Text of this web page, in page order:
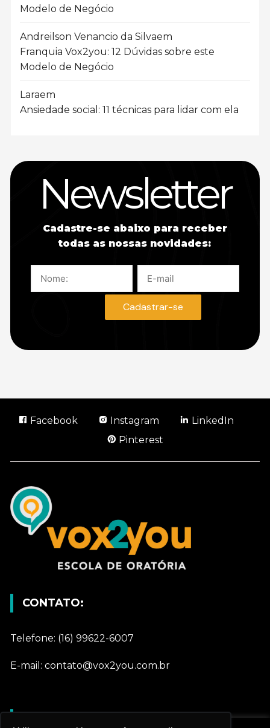
Modelo de Negócio
Andreilson Venancio da Silvaem
Franquia Vox2you: 12 Dúvidas sobre este
Modelo de Negócio
Laraem
Ansiedade social: 11 técnicas para lidar com ela
Newsletter
Cadastre-se abaixo para receber
todas as nossas novidades:
Facebook Instagram
LinkedIn
Pinterest
CONTATO:
Telefone: (16) 99622-6007
E-mail: contato@vox2you.com.br